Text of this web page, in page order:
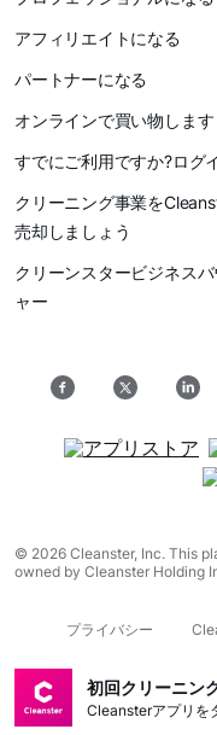
初回クリーニン
Cleansterアプリを
アフィリエイトになる
パートナーになる
オンラインで買い物します
すでにご利用ですか?ログ
クリーニング事業を
売却しましょう
クリーンスタービジネスバ
ャー
© 2026 Cleanster, Inc. This
owned by Cleanster Holding
プライバシー